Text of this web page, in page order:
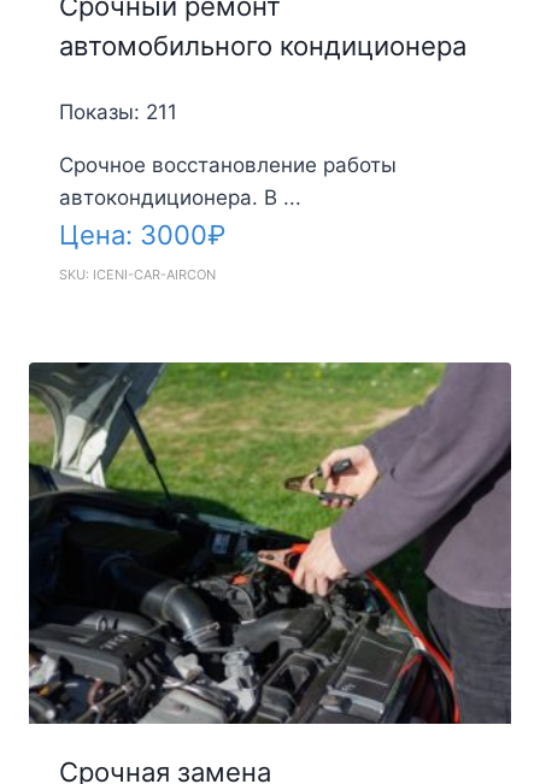
Срочный ремонт
автомобильного кондиционера
Показы: 211
Срочное восстановление работы
автокондиционера. В ...
Цена: 3000₽
SKU: ICENI-CAR-AIRCON
Срочная замена